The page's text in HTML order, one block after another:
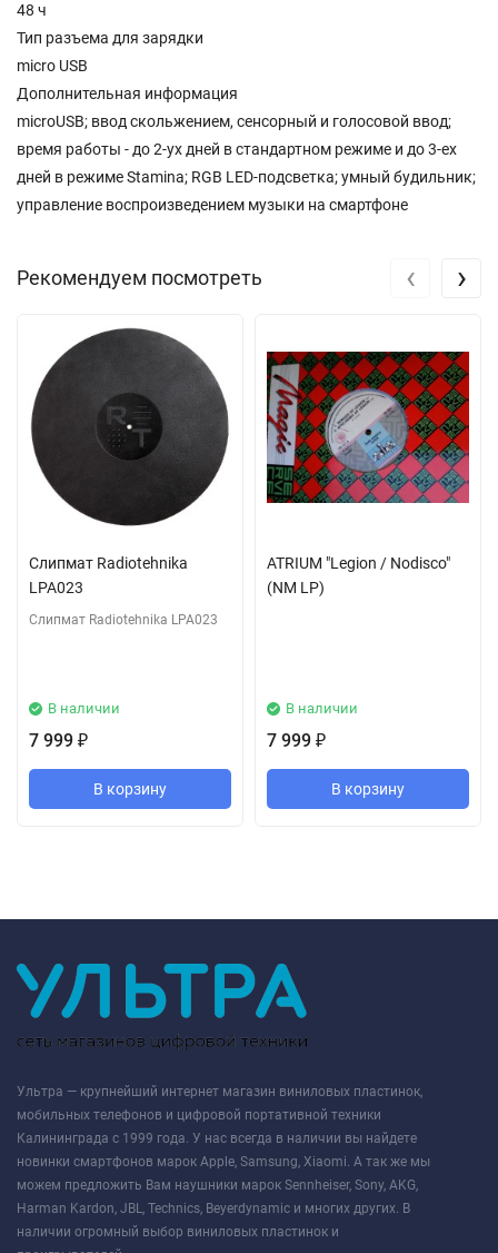
48 ч
Тип разъема для зарядки
micro USB
Дополнительная информация
microUSB; ввод скольжением, сенсорный и голосовой ввод;
время работы - до 2-ух дней в стандартном режиме и до 3-ех
дней в режиме Stamina; RGB LED-подсветка; умный будильник;
управление воспроизведением музыки на смартфоне
Рекомендуем посмотреть
Слипмат Radiotehnika
LPA023
Слипмат Radiotehnika LPA023
В наличии
7 999 ₽
В корзину
ATRIUM "Legion / Nodisco"
(NM LP)
В наличии
7 999 ₽
В корзину
‹ ›
Ультра — крупнейший интернет магазин виниловых пластинок,
мобильных телефонов и цифровой портативной техники
Калининграда с 1999 года. У нас всегда в наличии вы найдете
новинки смартфонов марок Apple, Samsung, Xiaomi. А так же мы
можем предложить Вам наушники марок Sennheiser, Sony, AKG,
Harman Kardon, JBL, Technics, Beyerdynamic и многих других. В
наличии огромный выбор виниловых пластинок и